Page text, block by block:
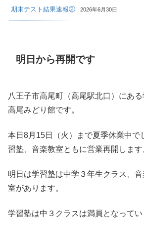
期末テスト結果速報② 2026年6月30日
明日から再開です
八王子市高尾町（高尾駅北口）にあ
高尾みどり館です。
本日8月15日（火）まで夏季休業中で
習塾、音楽教室ともに営業再開します
明日は学習塾は中学３年生クラス、
室があります。
学習塾は中３クラスは満員となってい